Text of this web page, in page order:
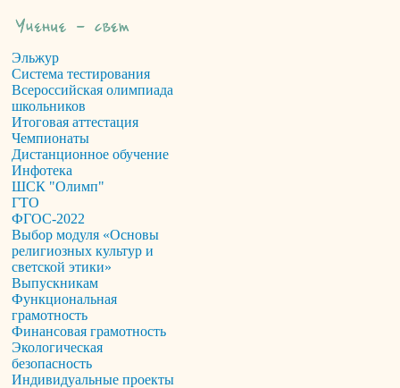
Эльжур
Система тестирования
Всероссийская олимпиада
школьников
Итоговая аттестация
Чемпионаты
Дистанционное обучение
Инфотека
ШСК "Олимп"
ГТО
ФГОС-2022
Выбор модуля «Основы
религиозных культур и
светской этики»
Выпускникам
Функциональная
грамотность
Финансовая грамотность
Экологическая
безопасность
Индивидуальные проекты